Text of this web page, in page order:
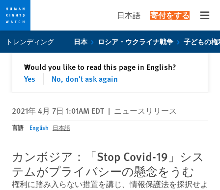
privacy
content
日本語 寄付をする
トレンディング 日本 ロシア・ウクライナ戦争 子どもの権
Would you like to read this page in English?
Yes
No, don't ask again
✕閉じる
2021年 4月 7日 1:01AM EDT | ニュースリリース
言語 English 日本語
カンボジア：「Stop Covid-19」シス
テムがプライバシーの懸念をうむ
権利に踏み入らない措置を講じ、情報保護法を採択せよ